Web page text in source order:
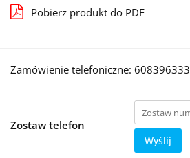
Pobierz produkt do PDF
Zamówienie telefoniczne: 608396333
Zostaw telefon
Wyślij